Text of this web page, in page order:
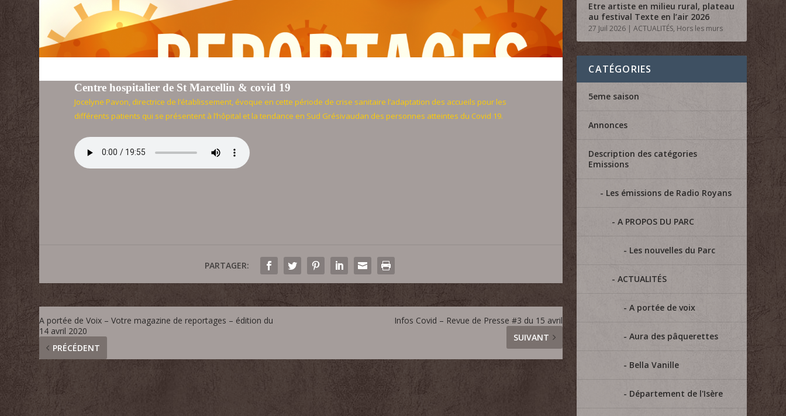
Centre hospitalier de St Marcellin & covid 19
Jocelyne Pavon, directrice de l’établissement, évoque en cette période de crise sanitaire l’adaptation des accueils pour les
différents patients qui se présentent à l’hôpital et la tendance en Sud Grésivaudan des personnes atteintes du Covid 19.
PARTAGER:
A portée de Voix – Votre magazine de reportages – édition du
14 avril 2020
PRÉCÉDENT
Infos Covid – Revue de Presse #3 du 15 avril
SUIVANT
Etre artiste en milieu rural, plateau
au festival Texte en l’air 2026
27 Juil 2026 |ACTUALITÉS, Hors les murs
CATÉGORIES
5eme saison
Annonces
Description des catégories
Emissions
Les émissions de Radio Royans
A PROPOS DU PARC
Les nouvelles du Parc
ACTUALITÉS
A portée de voix
Aura des pâquerettes
Bella Vanille
Département de l'Isère